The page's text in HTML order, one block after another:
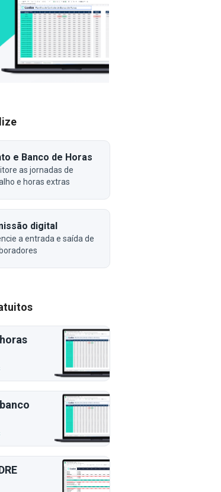
e Banco de Horas
as jornadas de
e horas extras
digital
a entrada e saída de